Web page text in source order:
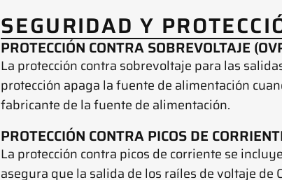
SEGURIDAD Y
PROTECCIÓN CONTRA SOBREVOLTAJE
La protección contra sobrevoltaje para las
protección apaga la fuente de alimentación
fabricante de la fuente de alimentación.
PROTECCIÓN CONTRA PICOS DE
La protección contra picos de corriente se
asegura que la salida de los raíles de voltaje de